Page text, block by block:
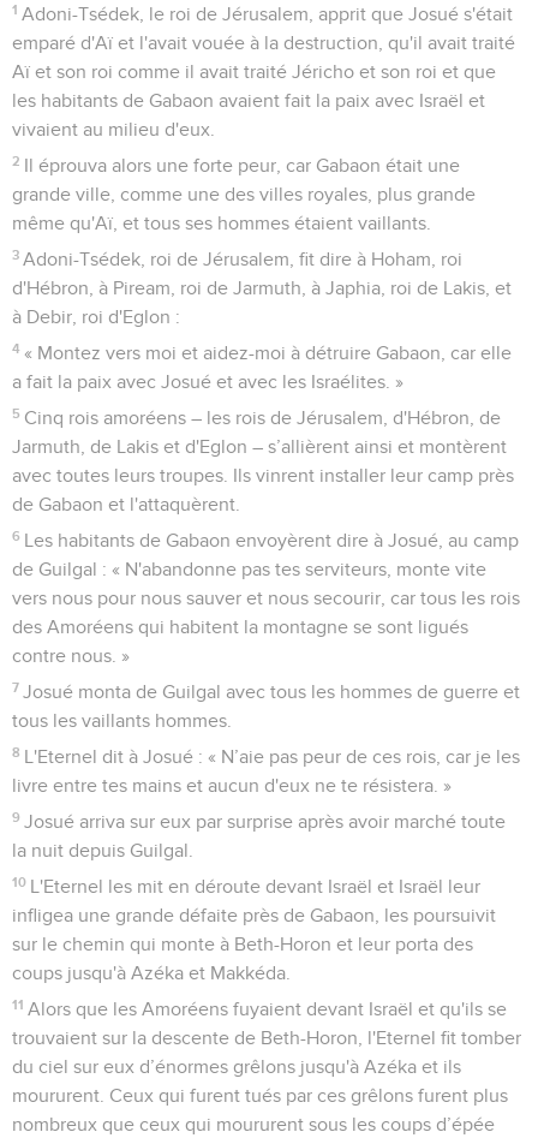
1 Adoni-Tsédek, le roi de Jérusalem, apprit que Josué s'était
emparé d'Aï et l'avait vouée à la destruction, qu'il avait traité
Aï et son roi comme il avait traité Jéricho et son roi et que
les habitants de Gabaon avaient fait la paix avec Israël et
vivaient au milieu d'eux.
2 Il éprouva alors une forte peur, car Gabaon était une
grande ville, comme une des villes royales, plus grande
même qu'Aï, et tous ses hommes étaient vaillants.
3 Adoni-Tsédek, roi de Jérusalem, fit dire à Hoham, roi
d'Hébron, à Piream, roi de Jarmuth, à Japhia, roi de Lakis, et
à Debir, roi d'Eglon :
4 « Montez vers moi et aidez-moi à détruire Gabaon, car elle
a fait la paix avec Josué et avec les Israélites. »
5 Cinq rois amoréens – les rois de Jérusalem, d'Hébron, de
Jarmuth, de Lakis et d'Eglon – s’allièrent ainsi et montèrent
avec toutes leurs troupes. Ils vinrent installer leur camp près
de Gabaon et l'attaquèrent.
6 Les habitants de Gabaon envoyèrent dire à Josué, au camp
de Guilgal : « N'abandonne pas tes serviteurs, monte vite
vers nous pour nous sauver et nous secourir, car tous les rois
des Amoréens qui habitent la montagne se sont ligués
contre nous. »
7 Josué monta de Guilgal avec tous les hommes de guerre et
tous les vaillants hommes.
8 L'Eternel dit à Josué : « N’aie pas peur de ces rois, car je les
livre entre tes mains et aucun d'eux ne te résistera. »
9 Josué arriva sur eux par surprise après avoir marché toute
la nuit depuis Guilgal.
10 L'Eternel les mit en déroute devant Israël et Israël leur
infligea une grande défaite près de Gabaon, les poursuivit
sur le chemin qui monte à Beth-Horon et leur porta des
coups jusqu'à Azéka et Makkéda.
11 Alors que les Amoréens fuyaient devant Israël et qu'ils se
trouvaient sur la descente de Beth-Horon, l'Eternel fit tomber
du ciel sur eux d’énormes grêlons jusqu'à Azéka et ils
moururent. Ceux qui furent tués par ces grêlons furent plus
nombreux que ceux qui moururent sous les coups d’épée